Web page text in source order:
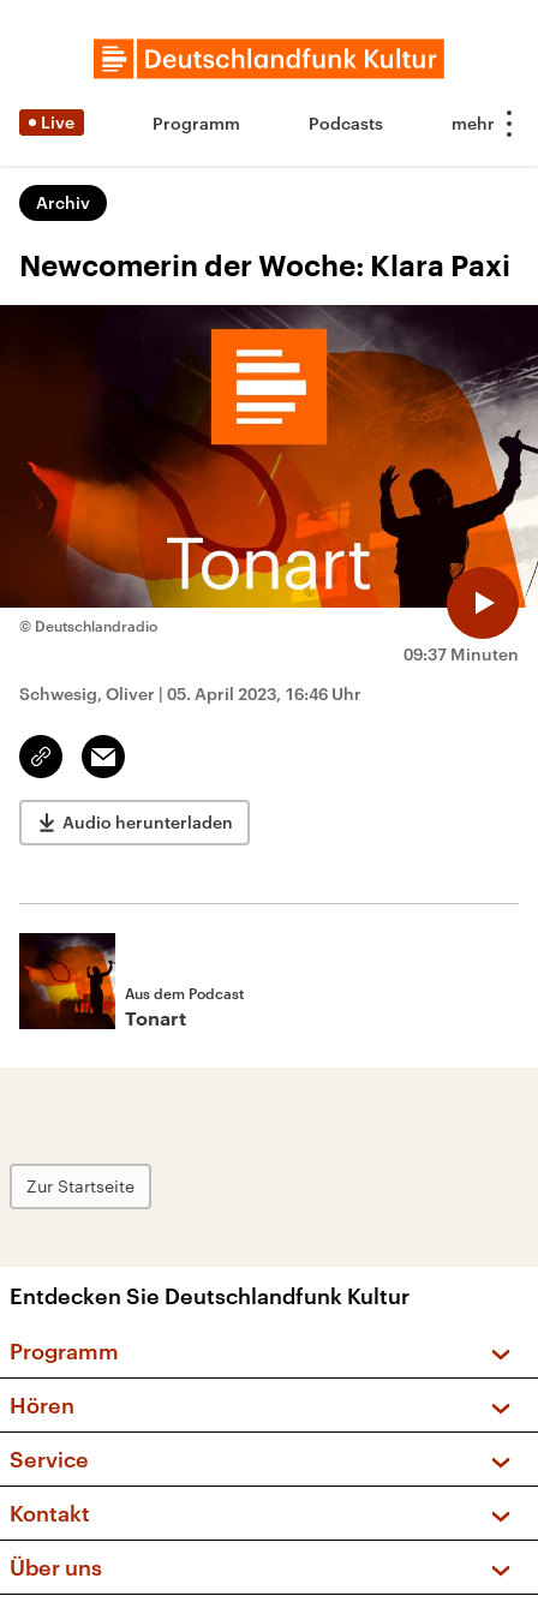
Live Programm Podcasts
Archiv
Newcomerin der Woche: Klara Paxi
09:37 Minuten
© Deutschlandradio
Schwesig, Oliver | 05. April 2023, 16:46 Uhr
Link
kopieren/teilen
Email
Audio herunterladen
Aus dem Podcast
Tonart
Zur Startseite
Entdecken Sie Deutschlandfunk Kultur
Programm
Sendungen und Podcasts
Musikliste
Kakadu – Das Kinderprogramm
Hören
Frequenzen (UKW + DAB+)
Service
FAQ
Apps
Newsletter
Kontakt
Social Media
Über uns